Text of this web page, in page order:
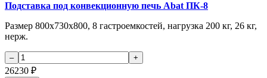
Подставка под конвекционную печь Abat ПК-8
Размер 800х730х800, 8 гастроемкостей, нагрузка 200 кг, 26 кг,
нерж.
26230 ₽